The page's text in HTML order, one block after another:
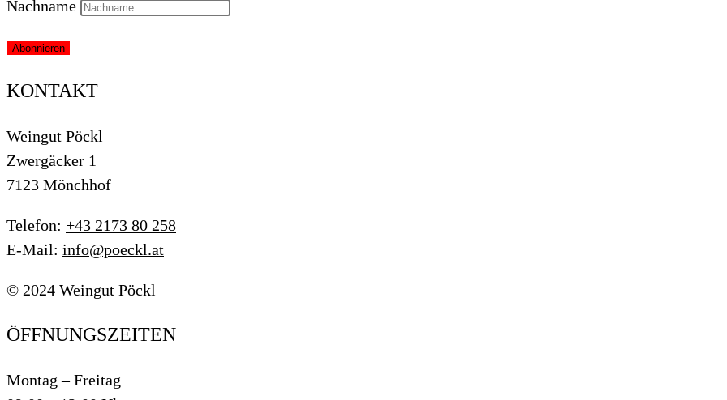
Nachname
KONTAKT
Weingut Pöckl
Zwergäcker 1
7123 Mönchhof
Telefon: +43 2173 80 258
E-Mail: info@poeckl.at
© 2024 Weingut Pöckl
ÖFFNUNGSZEITEN
Montag – Freitag